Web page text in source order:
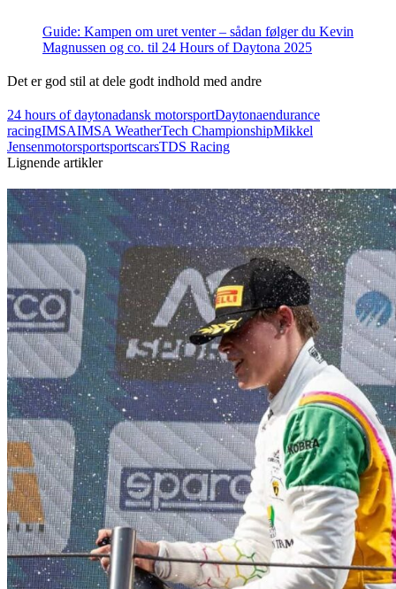
Guide: Kampen om uret venter – sådan følger du Kevin
Magnussen og co. til 24 Hours of Daytona 2025
Det er god stil at dele godt indhold med andre
24 hours of daytonadansk motorsportDaytonaendurance
racingIMSAIMSA WeatherTech ChampionshipMikkel
JensenmotorsportsportscarsTDS Racing
Lignende artikler